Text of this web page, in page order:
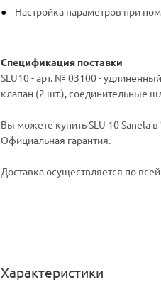
Настройка параметров при
Спецификация поставки
SLU10 - арт. № 03100 -
клапан (2 шт.), соединительные
Вы можете купить SLU 10 Sanela
Официальная гарантия.
Доставка осуществляется по
Характеристики